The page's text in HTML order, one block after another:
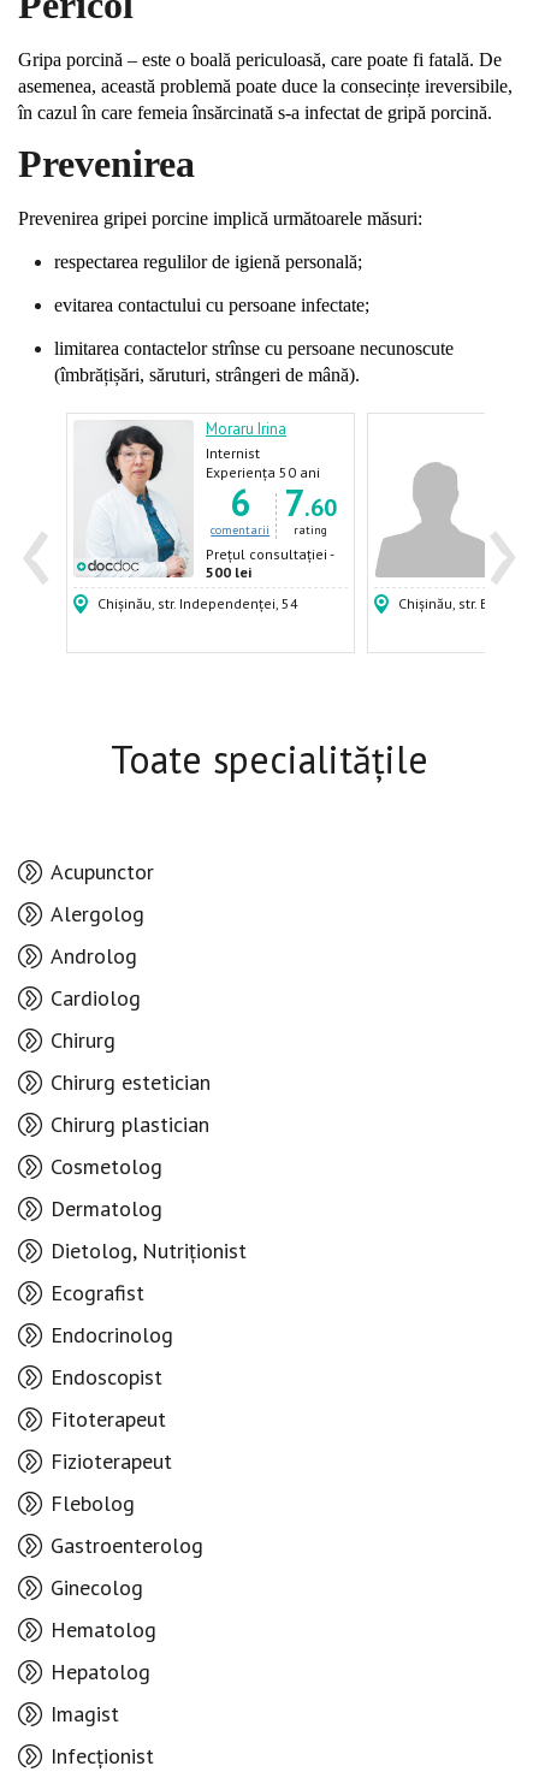
Gripa porcină – este o boală periculoasă, care poate fi fatală. De
asemenea, această problemă poate duce la consecințe ireversibile,
în cazul în care femeia însărcinată s-a infectat de gripă porcină.
Prevenirea
Prevenirea gripei porcine implică următoarele măsuri:
respectarea regulilor de igienă personală;
evitarea contactului cu persoane infectate;
limitarea contactelor strînse cu persoane necunoscute
(îmbrățișări, săruturi, strângeri de mână).
‹ ›
-
Moraru Irina
Internist
Experiența 50 ani
6
comentarii
7.60
rating
Prețul consultației -
500 lei
Chișinău, str. Independenței, 54
500
Chișinău, str.
Toate specialitățile
Acupunctor
Alergolog
Androlog
Cardiolog
Chirurg
Chirurg estetician
Chirurg plastician
Cosmetolog
Dermatolog
Dietolog, Nutriționist
Ecografist
Endocrinolog
Endoscopist
Fitoterapeut
Fizioterapeut
Flebolog
Gastroenterolog
Ginecolog
Hematolog
Hepatolog
Imagist
Infecționist